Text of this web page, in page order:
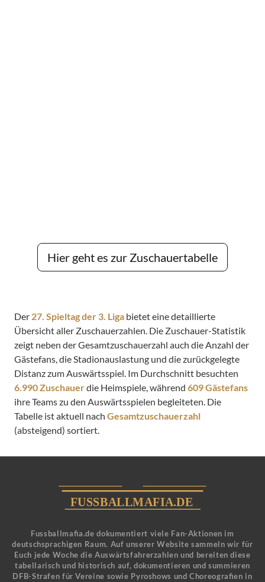
Hier geht es zur Zuschauertabelle
Der 27. Spieltag der 3. Liga bietet eine detaillierte
Übersicht aller Zuschauerzahlen. Die Zuschauer-Statistik
zeigt neben der Gesamtzuschauerzahl auch die Anzahl der
Gästefans, die Stadionauslastung und die zurückgelegte
Distanz zum Auswärtsspiel. Im Durchschnitt besuchten
6.990 Zuschauerdie Heimspiele, während 609 Gästefans
ihre Teams zu den Auswärtsspielen begleiteten. Die
Tabelle ist aktuell nach Gesamtzuschauerzahl
(absteigend) sortiert.
Fussballmafia.de dokumentiert viele Fan-Aktionen im
deutschsprachigen Raum. Auf unserer Website sammeln wir für
Euch jede Woche die Auswärtsfahrerzahlen und bereiten diese
tabellarisch und historisch auf, dokumentieren und summieren
DFB-Strafen für Vereine sowie Pyroshows und Choreografien in